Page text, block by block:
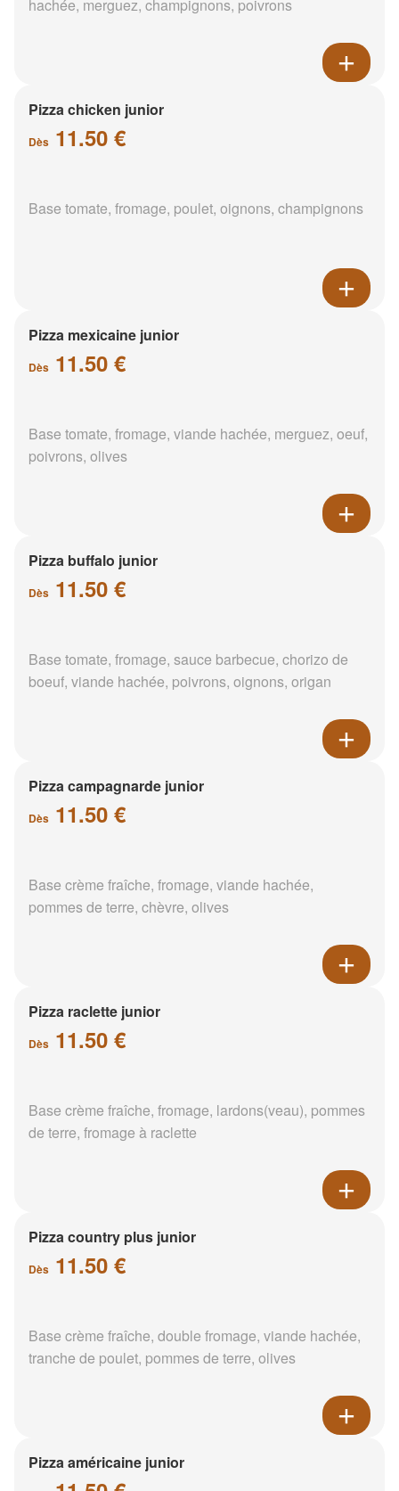
hachée, merguez, champignons, poivrons
Pizza chicken junior
Dès 11.50 €
Base tomate, fromage, poulet, oignons, champignons
Pizza mexicaine junior
Dès 11.50 €
Base tomate, fromage, viande hachée, merguez, oeuf,
poivrons, olives
Pizza buffalo junior
Dès 11.50 €
Base tomate, fromage, sauce barbecue, chorizo de
boeuf, viande hachée, poivrons, oignons, origan
Pizza campagnarde junior
Dès 11.50 €
Base crème fraîche, fromage, viande hachée,
pommes de terre, chèvre, olives
Pizza raclette junior
Dès 11.50 €
Base crème fraîche, fromage, lardons(veau), pommes
de terre, fromage à raclette
Pizza country plus junior
Dès 11.50 €
Base crème fraîche, double fromage, viande hachée,
tranche de poulet, pommes de terre, olives
Pizza américaine junior